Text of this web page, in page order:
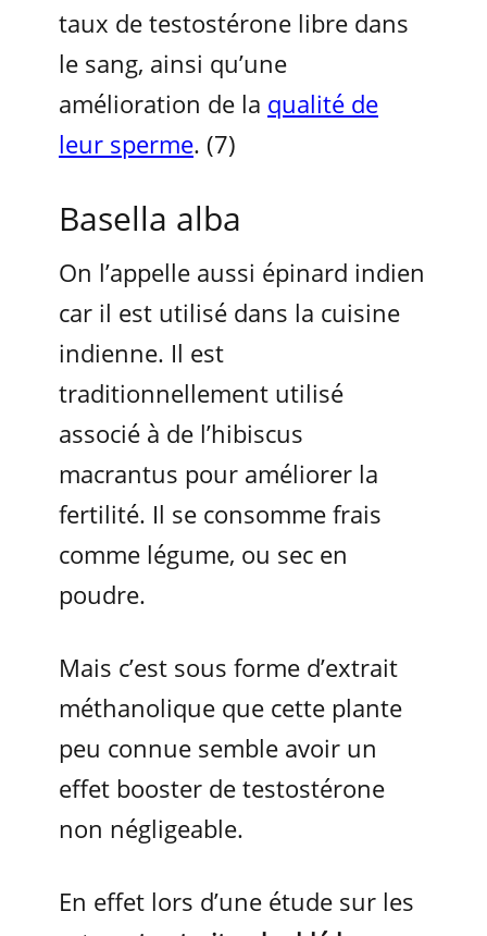
taux de testostérone libre dans
le sang, ainsi qu’une
amélioration de la qualité de
leur sperme. (7)
Basella alba
On l’appelle aussi épinard indien
car il est utilisé dans la cuisine
indienne. Il est
traditionnellement utilisé
associé à de l’hibiscus
macrantus pour améliorer la
fertilité. Il se consomme frais
comme légume, ou sec en
poudre.
Mais c’est sous forme d’extrait
méthanolique que cette plante
peu connue semble avoir un
effet booster de testostérone
non négligeable.
En effet lors d’une étude sur les